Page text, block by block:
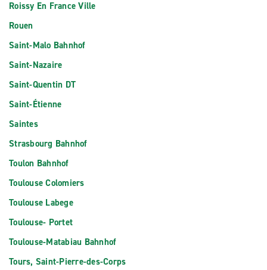
Roissy En France Ville
Rouen
Saint-Malo Bahnhof
Saint-Nazaire
Saint-Quentin DT
Saint-Étienne
Saintes
Strasbourg Bahnhof
Toulon Bahnhof
Toulouse Colomiers
Toulouse Labege
Toulouse- Portet
Toulouse-Matabiau Bahnhof
Tours, Saint-Pierre-des-Corps